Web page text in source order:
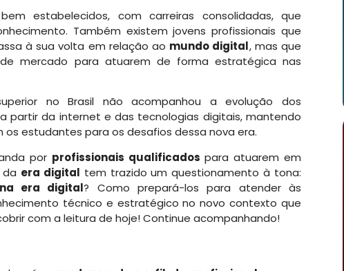
estabelecidos, com carreiras consolidadas, que
Também existem jovens profissionais que
à sua volta em relação ao mundo digital, mas que
mercado para atuarem de forma estratégica nas
no Brasil não acompanhou a evolução dos
partir da internet e das tecnologias digitais, mantendo
estudantes para os desafios dessa nova era.
por profissionais qualificados para atuarem em
era digital tem trazido um questionamento à tona:
era digital? Como prepará-los para atender às
técnico e estratégico no novo contexto que
com a leitura de hoje! Continue acompanhando!